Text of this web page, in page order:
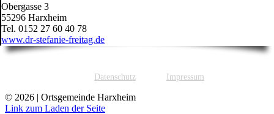
Obergasse 3
55296 Harxheim
Tel. 0152 27 60 40 78
www.dr-stefanie-freitag.de
Datenschutz Impressum
© 2026 | Ortsgemeinde Harxheim
Link zum Laden der Seite